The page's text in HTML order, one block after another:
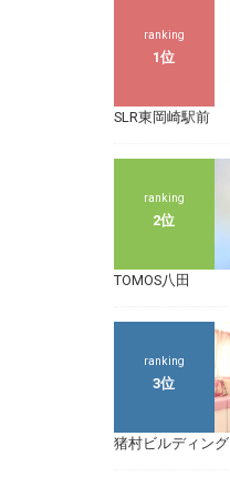
ranking
1位
SLR東岡崎駅前
ranking
2位
TOMOS八田
ranking
3位
猪村ビルディング